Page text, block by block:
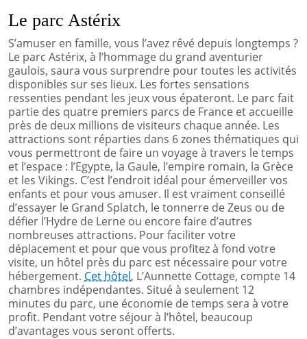
Le parc Astérix
S’amuser en famille, vous l’avez rêvé depuis longtemps ?
Le parc Astérix, à l’hommage du grand aventurier
gaulois, saura vous surprendre pour toutes les activités
disponibles sur ses lieux. Les fortes sensations
ressenties pendant les jeux vous épateront. Le parc fait
partie des quatre premiers parcs de France et accueille
près de deux millions de visiteurs chaque année. Les
attractions sont réparties dans 6 zones thématiques qui
vous permettront de faire un voyage à travers le temps
et l’espace : l’Egypte, la Gaule, l’empire romain, la Grèce
et les Vikings. C’est l’endroit idéal pour émerveiller vos
enfants et pour vous amuser. Il est vraiment conseillé
d’essayer le Grand Splatch, le tonnerre de Zeus ou de
défier l’Hydre de Lerne ou encore faire d’autres
nombreuses attractions. Pour faciliter votre
déplacement et pour que vous profitez à fond votre
visite, un hôtel près du parc est nécessaire pour votre
hébergement. Cet hôtel, L’Aunnette Cottage, compte 14
chambres indépendantes. Situé à seulement 12
minutes du parc, une économie de temps sera à votre
profit. Pendant votre séjour à l’hôtel, beaucoup
d’avantages vous seront offerts.